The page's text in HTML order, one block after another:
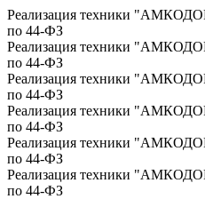
Реализация техники
по 44-ФЗ
Реализация техники
по 44-ФЗ
Реализация техники
по 44-ФЗ
Реализация техники
по 44-ФЗ
Реализация техники
по 44-ФЗ
Реализация техники
по 44-ФЗ